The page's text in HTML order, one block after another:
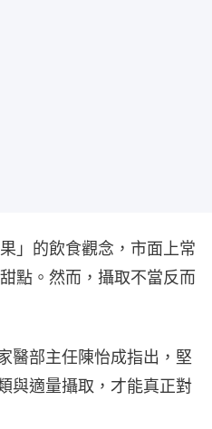
」的飲食觀念，市面上常
點。然而，攝取不當反而
醫部主任陳怡成指出，堅
與適量攝取，才能真正對